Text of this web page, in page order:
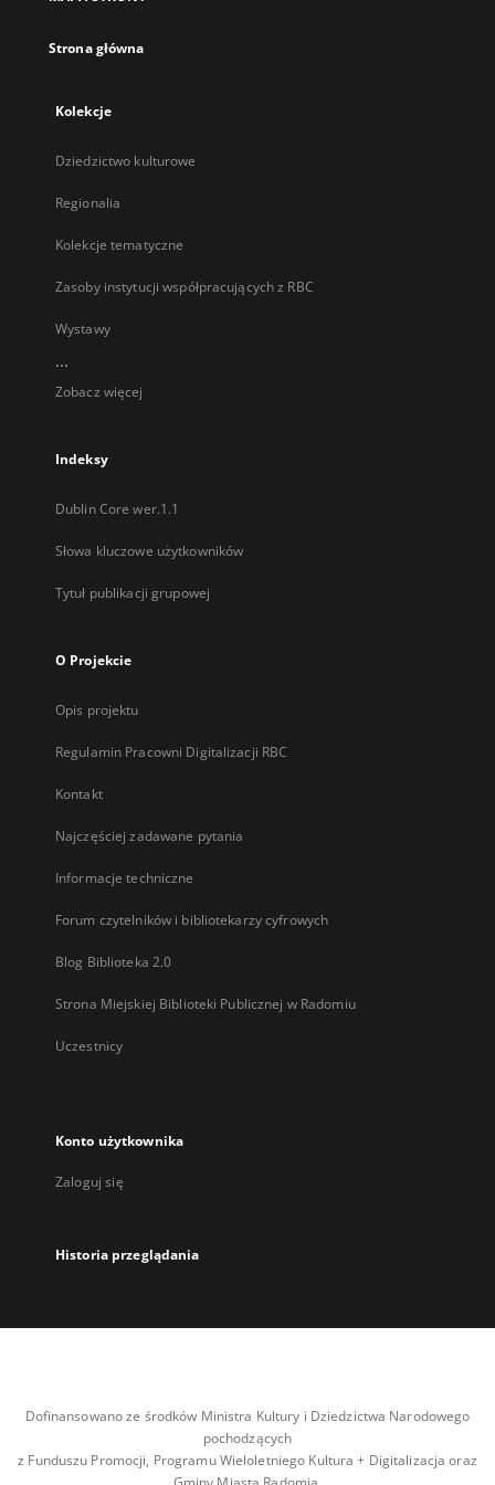
Strona główna
Kolekcje
Dziedzictwo kulturowe
Regionalia
Kolekcje tematyczne
Zasoby instytucji współpracujących z RBC
Wystawy
...
Zobacz więcej
Indeksy
Dublin Core wer.1.1
Słowa kluczowe użytkowników
Tytuł publikacji grupowej
O Projekcie
Opis projektu
Regulamin Pracowni Digitalizacji RBC
Kontakt
Najczęściej zadawane pytania
Informacje techniczne
Forum czytelników i bibliotekarzy cyfrowych
Blog Biblioteka 2.0
Strona Miejskiej Biblioteki Publicznej w Radomiu
Uczestnicy
Konto użytkownika
Zaloguj się
Historia przeglądania
Dofinansowano ze środków Ministra Kultury i Dziedzictwa Narodowego
pochodzących
z Funduszu Promocji, Programu Wieloletniego Kultura + Digitalizacja oraz